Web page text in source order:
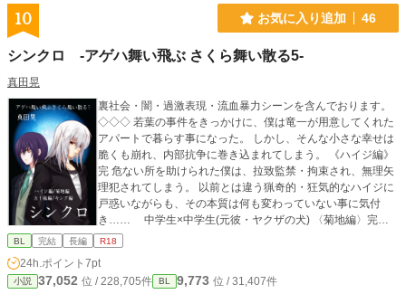
10 お気に入り追加 46
シンクロ -アゲハ舞い飛ぶ さくら舞い散る5-
真田晃
裏社会・闇・過激表現・流血暴力シーンを含んでおります。
◇◇◇ 若葉の事件をきっかけに、僕は竜一が用意してくれた
アパートで暮らす事になった。 しかし、そんな小さな幸せは
脆くも崩れ、内部抗争に巻き込まれてしまう。 《ハイジ編》
完 危ない所を助けられた僕は、拉致監禁・拘束され、無理矢
理犯されてしまう。 以前とは違う猟奇的・狂気的なハイジに
戸惑いながらも、その本質は何も変わっていない事に気付
き…… 中学生×中学生(元彼・ヤクザの犬) 〈菊地編〉完
『菊地に抱かれてこい』──その条件をのんだ僕は、半グレ詐
にされるものの、僕を寵愛するようになり…… 中学生×社
会人(凶悪犯・半グレ) 〈五十嵐編〉完 五十嵐と共にアジトを
BL 完結 長編 R18
24h.ポイント 7pt
小説 37,052 位 / 228,705件 BL 9,773 位 / 31,407件